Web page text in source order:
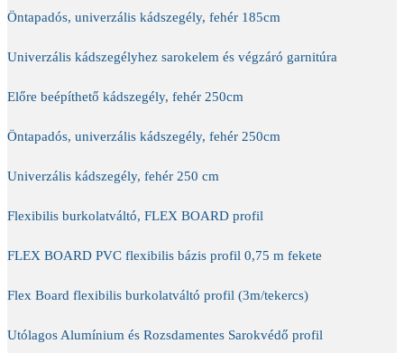
Öntapadós, univerzális kádszegély, fehér 185cm
Univerzális kádszegélyhez sarokelem és végzáró garnitúra
Előre beépíthető kádszegély, fehér 250cm
Öntapadós, univerzális kádszegély, fehér 250cm
Univerzális kádszegély, fehér 250 cm
Flexibilis burkolatváltó, FLEX BOARD profil
FLEX BOARD PVC flexibilis bázis profil 0,75 m fekete
Flex Board flexibilis burkolatváltó profil (3m/tekercs)
Utólagos Alumínium és Rozsdamentes Sarokvédő profil